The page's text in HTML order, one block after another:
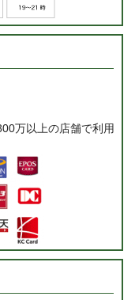
万以上の店舗で利用